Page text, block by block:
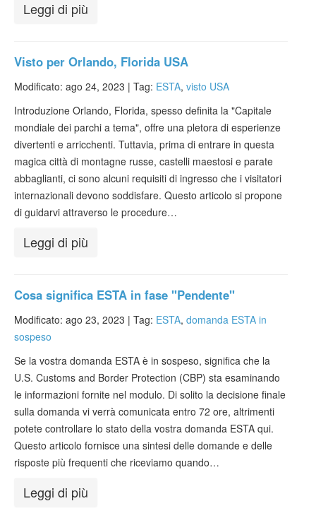
Leggi di più
Visto per Orlando, Florida USA
Modificato: ago 24, 2023 | Tag: ESTA, visto USA
Introduzione Orlando, Florida, spesso definita la "Capitale
mondiale dei parchi a tema", offre una pletora di esperienze
divertenti e arricchenti. Tuttavia, prima di entrare in questa
magica città di montagne russe, castelli maestosi e parate
abbaglianti, ci sono alcuni requisiti di ingresso che i visitatori
internazionali devono soddisfare. Questo articolo si propone
di guidarvi attraverso le procedure…
Leggi di più
Cosa significa ESTA in fase "Pendente"
Modificato: ago 23, 2023 | Tag: ESTA, domanda ESTA in
sospeso
Se la vostra domanda ESTA è in sospeso, significa che la
U.S. Customs and Border Protection (CBP) sta esaminando
le informazioni fornite nel modulo. Di solito la decisione finale
sulla domanda vi verrà comunicata entro 72 ore, altrimenti
potete controllare lo stato della vostra domanda ESTA qui.
Questo articolo fornisce una sintesi delle domande e delle
risposte più frequenti che riceviamo quando…
Leggi di più